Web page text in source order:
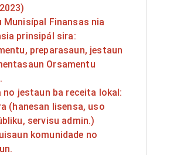
Munisípal Finansas nia
prinsipál sira:
preparasaun, jestaun
Orsamentu
no jestaun ba receita lokal:
(hanesan lisensa, uso
servisu admin.)
komunidade no